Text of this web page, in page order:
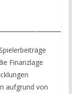
Finanzlage
aufgrund von